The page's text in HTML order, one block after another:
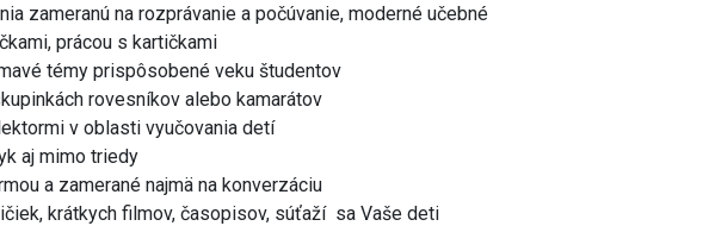
zameranú na rozprávanie a počúvanie, moderné učebné
prácou s kartičkami
témy prispôsobené veku študentov
rovesníkov alebo kamarátov
v oblasti vyučovania detí
aj mimo triedy
a zamerané najmä na konverzáciu
krátkych filmov, časopisov, súťaží sa Vaše deti